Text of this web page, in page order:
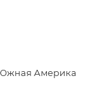
Америка